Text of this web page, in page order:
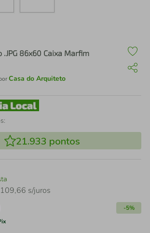
86x60 Caixa Marfim
Casa do Arquiteto
21.933 pontos
109,66 s/juros
-5%